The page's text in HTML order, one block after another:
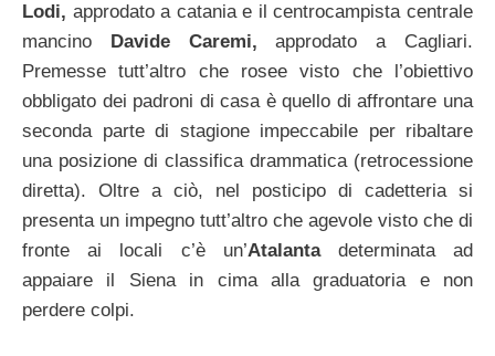
Lodi, approdato a catania e il centrocampista centrale
mancino Davide Caremi, approdato a Cagliari.
Premesse tutt’altro che rosee visto che l’obiettivo
obbligato dei padroni di casa è quello di affrontare una
seconda parte di stagione impeccabile per ribaltare
una posizione di classifica drammatica (retrocessione
diretta). Oltre a ciò, nel posticipo di cadetteria si
presenta un impegno tutt’altro che agevole visto che di
fronte ai locali c’è un’Atalantadeterminata ad
appaiare il Siena in cima alla graduatoria e non
perdere colpi.